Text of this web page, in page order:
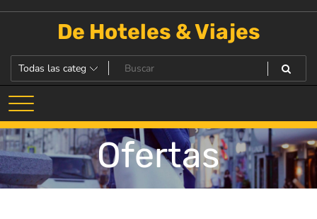
De Hoteles & Viajes
Ofertas